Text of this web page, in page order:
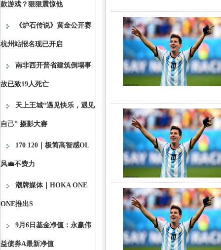
款游戏？狠狠震惊他
《炉石传说》黄金公开赛
杭州站报名现已开启
南非西开普省建筑倒塌事
故已致19人死亡
天上王城“遇见快乐，遇见
自己” 摄影大赛
170 120｜极简高智感OL
风💼不费力
潮牌媒体｜HOKA ONE
ONE推出S
9月6日基金净值：永赢伟
益债券A最新净值